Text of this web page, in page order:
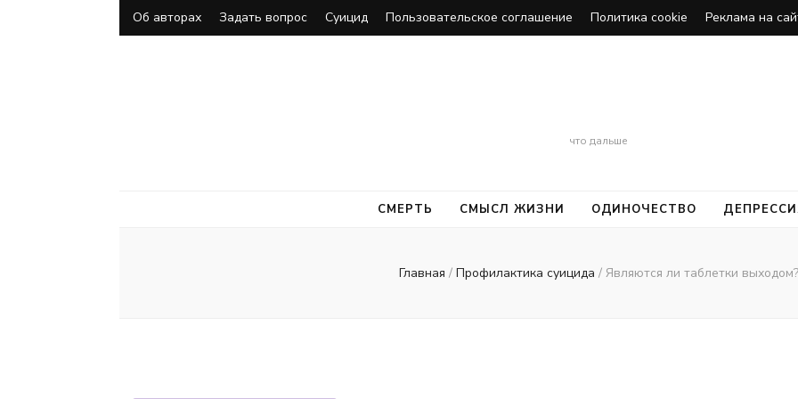
Об авторах Задать вопрос Суицид Пользовательское соглашение Политика cookie Реклама на
что дальше
СМЕРТЬ СМЫСЛ ЖИЗНИ ОДИНОЧЕСТВО
Главная / Профилактика суицида / Являются ли таблетки выходом?